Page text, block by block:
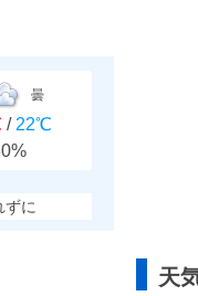
曇
/ 22℃
ずに
天